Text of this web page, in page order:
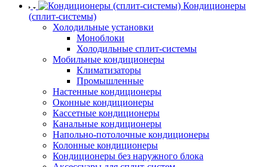
Кондиционеры
(сплит-системы)
Холодильные установки
Моноблоки
Холодильные сплит-системы
Мобильные кондиционеры
Климатизаторы
Промышленные
Настенные кондиционеры
Оконные кондиционеры
Кассетные кондиционеры
Канальные кондиционеры
Напольно-потолочные кондиционеры
Колонные кондиционеры
Кондиционеры без наружного блока